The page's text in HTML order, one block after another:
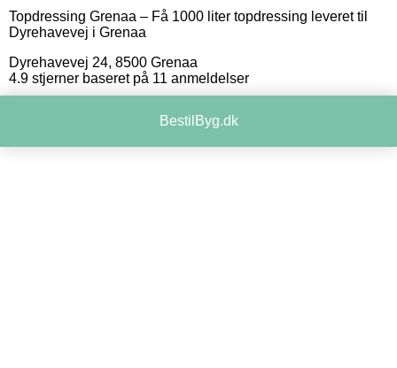
Topdressing Grenaa – Få 1000 liter topdressing leveret til
Dyrehavevej i Grenaa
Dyrehavevej 24, 8500 Grenaa
4.9 stjerner baseret på 11 anmeldelser
BestilByg.dk